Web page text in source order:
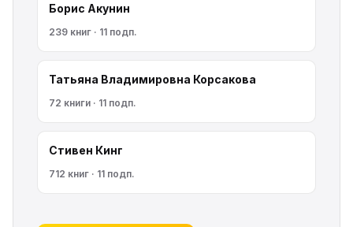
Борис Акунин
239 книг · 11 подп.
Татьяна Владимировна Корсакова
72 книги · 11 подп.
Стивен Кинг
712 книг · 11 подп.